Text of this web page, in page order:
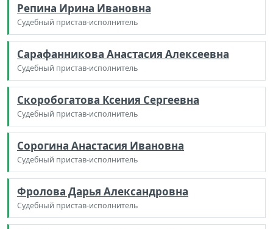
Репина Ирина Ивановна
Судебный пристав-исполнитель
Сарафанникова Анастасия Алексеевна
Судебный пристав-исполнитель
Скоробогатова Ксения Сергеевна
Судебный пристав-исполнитель
Сорогина Анастасия Ивановна
Судебный пристав-исполнитель
Фролова Дарья Александровна
Судебный пристав-исполнитель